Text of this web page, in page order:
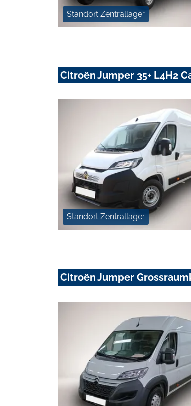
Standort Zentrallager
Citroën Jumper 35+ L4H2
Standort Zentrallager
Citroën Jumper